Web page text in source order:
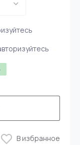
В избранное